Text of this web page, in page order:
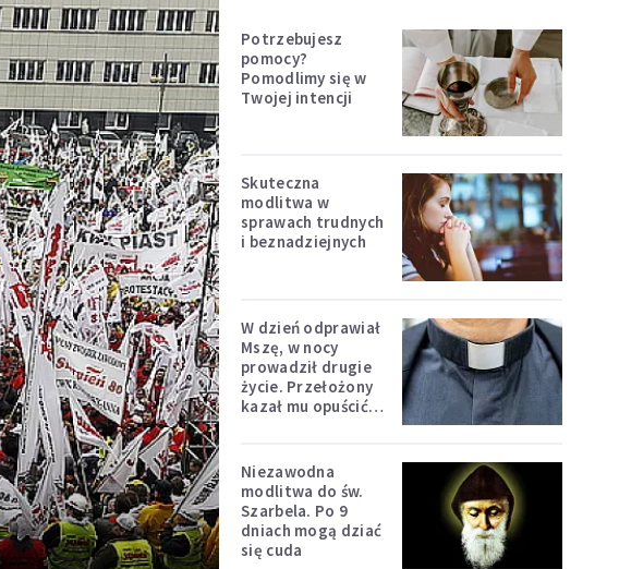
Potrzebujesz
pomocy?
Pomodlimy się w
Twojej intencji
Skuteczna
modlitwa w
sprawach trudnych
i beznadziejnych
W dzień odprawiał
Mszę, w nocy
prowadził drugie
życie. Przełożony
kazał mu opuścić
Niezawodna
modlitwa do św.
Szarbela. Po 9
dniach mogą dziać
się cuda